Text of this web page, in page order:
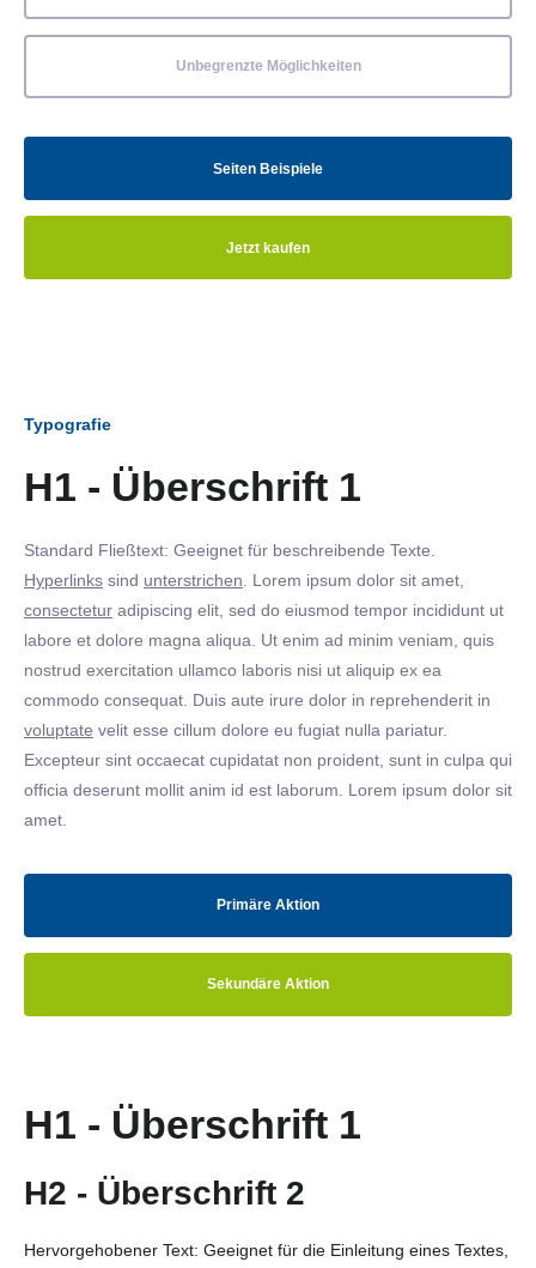
Unbegrenzte Möglichkeiten
Seiten Beispiele
Jetzt kaufen
Typografie
H1 - Überschrift 1
Standard Fließtext: Geeignet für beschreibende Texte.
Hyperlinks sind unterstrichen . Lorem ipsum dolor sit amet,
consectetur adipiscing elit, sed do eiusmod tempor incididunt ut
labore et dolore magna aliqua. Ut enim ad minim veniam, quis
nostrud exercitation ullamco laboris nisi ut aliquip ex ea
commodo consequat. Duis aute irure dolor in reprehenderit in
voluptate velit esse cillum dolore eu fugiat nulla pariatur.
Excepteur sint occaecat cupidatat non proident, sunt in culpa qui
officia deserunt mollit anim id est laborum. Lorem ipsum dolor sit
amet.
Primäre Aktion
Sekundäre Aktion
H1 - Überschrift 1
H2 - Überschrift 2
Hervorgehobener Text: Geeignet für die Einleitung eines Textes,